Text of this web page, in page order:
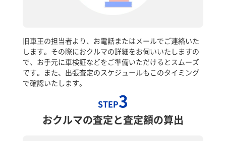
旧車王の担当者より、お電話またはメールでご連絡いた
します。その際におクルマの詳細をお伺いいたしますの
で、お手元に車検証などをご準備いただけるとスムーズ
です。また、出張査定のスケジュールもこのタイミング
で確認いたします。
STEP3
おクルマの査定と査定額の算出